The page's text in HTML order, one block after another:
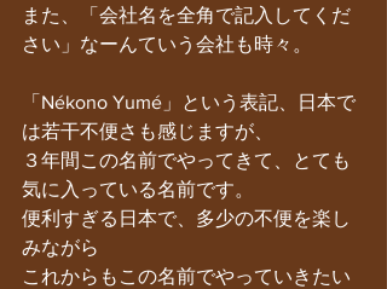
また、「会社名を全角で記入してくだ
さい」なーんていう会社も時々。
「Nékono Yumé」という表記、日本で
は若干不便さも感じますが、
３年間この名前でやってきて、とても
気に入っている名前です。
便利すぎる日本で、多少の不便を楽し
みながら
これからもこの名前でやっていきたい